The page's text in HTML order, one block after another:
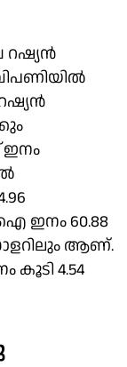
റഷ്യന്‍
ഇനം
ഇനം 60.88
ആണ്.
4.54